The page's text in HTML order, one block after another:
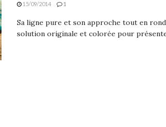
15/09/2014 1
Sa ligne pure et son approche tout en
solution originale et colorée pour